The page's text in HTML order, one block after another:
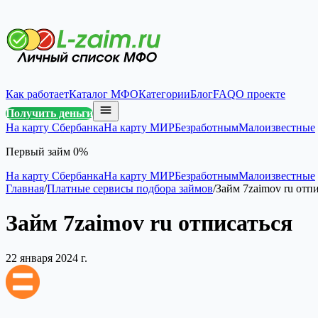
Как работаетКаталог МФОКатегорииБлогFAQО проекте
Получить деньги
На карту СбербанкаНа карту МИРБезработнымМалоизвестные
Первый займ 0%
На карту СбербанкаНа карту МИРБезработнымМалоизвестные
Главная/Платные сервисы подбора займов/Займ 7zaimov ru
Займ 7zaimov ru отписаться
22 января 2024 г.